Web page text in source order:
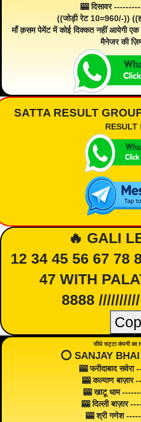
🎰 दिसावर
((जोड़ी रेट 10=960/-))
माँ क़सम पेमेंट में कोई दिक्कत नहीं आयेगी एक
मैनेजर की
SATTA RESULT
RESULT
🔥 GALI
12 34 45 56 67 78
47 WITH
8888
सीधे सट्टा कंपनी का
⭕️ SANJAY
🎰 फरीदाबाद
🎰 कल्याण बाज़ार
🎰 खाटू धाम
🎰 दिल्ली बाज़ार
🎰 श्री गणेश